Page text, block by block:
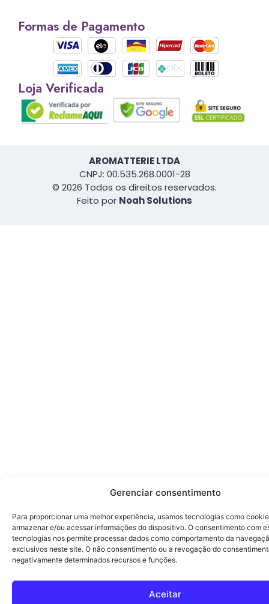
Gerenciar consentimento
Para proporcionar uma melhor experiência, usamos tecnologias como
armazenar e/ou acessar informações do dispositivo. O consentimento com
tecnologias nos permite processar dados como comportamento da
exclusivos neste site. O não consentimento ou a revogação do
negativamente determinados recursos e funções.
Aceitar
Formas de Pagamento
Loja Verificada
AROMATTERIE LTDA
CNPJ: 00.535.268.0001-28
© 2026 Todos os direitos reservados.
Feito por Noah Solutions